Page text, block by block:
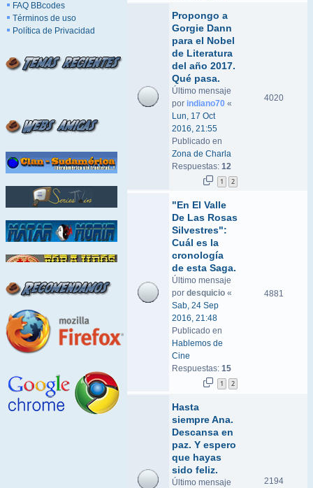
FAQ BBcodes
Términos de uso
Política de Privacidad
Propongo a
Gorgie Dann
para el Nobel
de Literatura
del año 2017.
Qué pasa.
Último mensaje
por indiano70 «
Lun, 17 Oct
2016, 21:55
Publicado en
Zona de Charla
Respuestas: 12
1 2
4020
"En El Valle
De Las Rosas
Silvestres":
Cuál es la
cronología
de esta Saga.
Último mensaje
por desquicio «
Sab, 24 Sep
2016, 21:48
Publicado en
Hablemos de
Cine
Respuestas: 15
1 2
4881
Hasta
siempre Ana.
Descansa en
paz. Y espero
que hayas
sido feliz.
Último mensaje
2194